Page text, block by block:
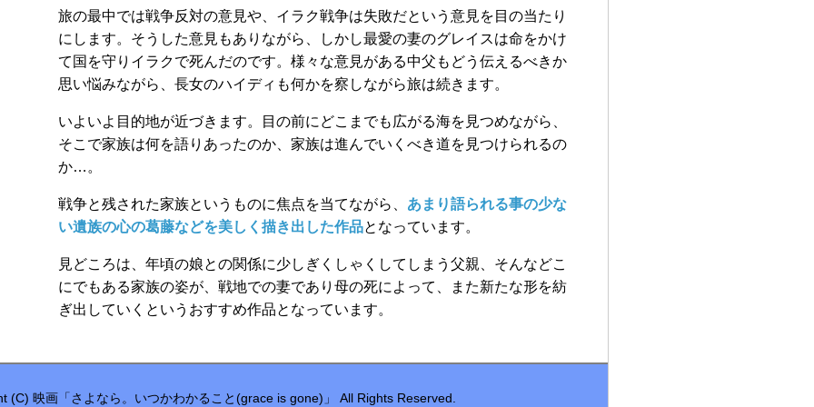
旅の最中では戦争反対の意見や、イラク戦争は失敗だという意見を目の当たり
にします。そうした意見もありながら、しかし最愛の妻のグレイスは命をかけ
て国を守りイラクで死んだのです。様々な意見がある中父もどう伝えるべきか
思い悩みながら、長女のハイディも何かを察しながら旅は続きます。
いよいよ目的地が近づきます。目の前にどこまでも広がる海を見つめながら、
そこで家族は何を語りあったのか、家族は進んでいくべき道を見つけられるの
か…。
戦争と残された家族というものに焦点を当てながら、 あまり語られる事の少な
い遺族の心の葛藤などを美しく描き出した作品となっています。
見どころは、年頃の娘との関係に少しぎくしゃくしてしまう父親、そんなどこ
にでもある家族の姿が、戦地での妻であり母の死によって、また新たな形を紡
ぎ出していくというおすすめ作品となっています。
(C) 映画「さよなら。いつかわかること(grace is gone)」 All Rights Reserved.